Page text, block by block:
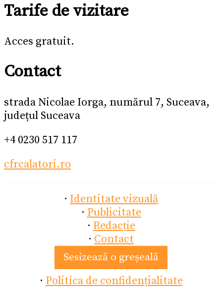
Tarife de vizitare
Acces gratuit.
Contact
strada Nicolae Iorga, numărul 7, Suceava,
județul Suceava
+4 0230 517 117
cfrcalatori.ro
· Identitate vizuală
· Publicitate
· Redacție
· Contact
Sesizează o greșeală
· Politica de confidențialitate